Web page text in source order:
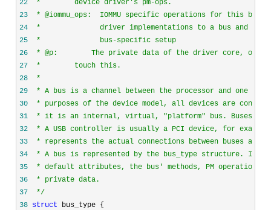
22
23
24
25
26
27
28
29
30
31
32
33
34
35
36
37
*/
38 struct